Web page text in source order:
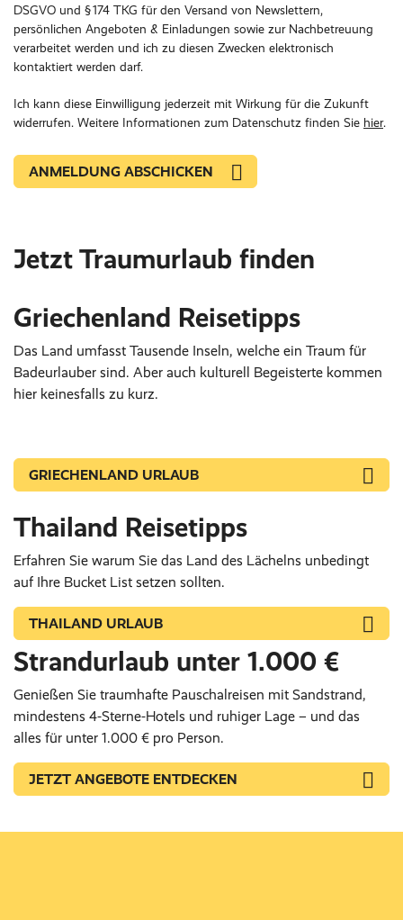
DSGVO und § 174 TKG für den Versand von Newslettern,
persönlichen Angeboten & Einladungen sowie zur Nachbetreuung
verarbeitet werden und ich zu diesen Zwecken elektronisch
kontaktiert werden darf.
Ich kann diese Einwilligung jederzeit mit Wirkung für die Zukunft
widerrufen. Weitere Informationen zum Datenschutz finden Sie hier.
Jetzt Traumurlaub finden
Griechenland Reisetipps
Das Land umfasst Tausende Inseln, welche ein Traum für
Badeurlauber sind. Aber auch kulturell Begeisterte kommen
hier keinesfalls zu kurz.
GRIECHENLAND URLAUB
Thailand Reisetipps
Erfahren Sie warum Sie das Land des Lächelns unbedingt
auf Ihre Bucket List setzen sollten.
THAILAND URLAUB
Strandurlaub unter 1.000 €
Genießen Sie traumhafte Pauschalreisen mit Sandstrand,
mindestens 4-Sterne-Hotels und ruhiger Lage – und das
alles für unter 1.000 € pro Person.
JETZT ANGEBOTE ENTDECKEN